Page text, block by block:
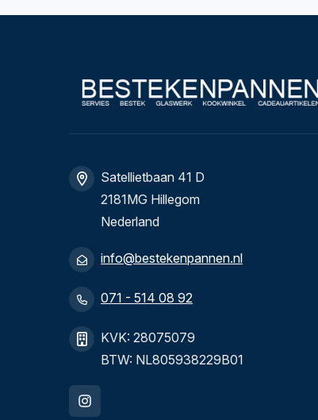
Satellietbaan 41 D
2181MG Hillegom
Nederland
info@bestekenpannen.nl
071 - 514 08 92
KVK: 28075079
BTW: NL805938229B01